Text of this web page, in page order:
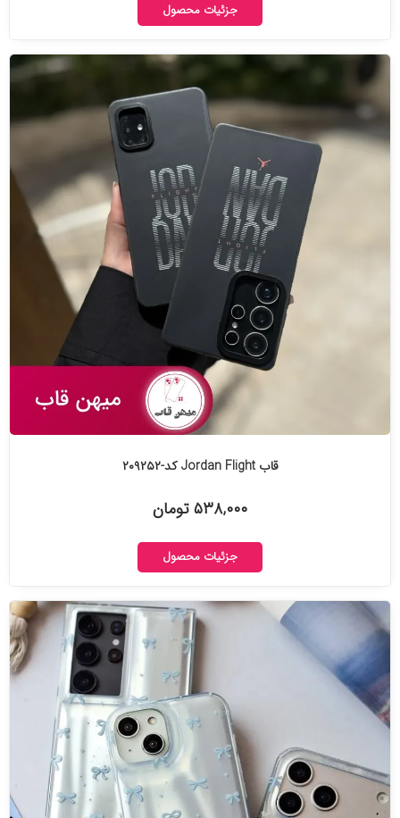
جزئیات محصول
قاب Jordan Flight کد-۲۰۹۲۵۲
۵۳۸,۰۰۰ تومان
جزئیات محصول